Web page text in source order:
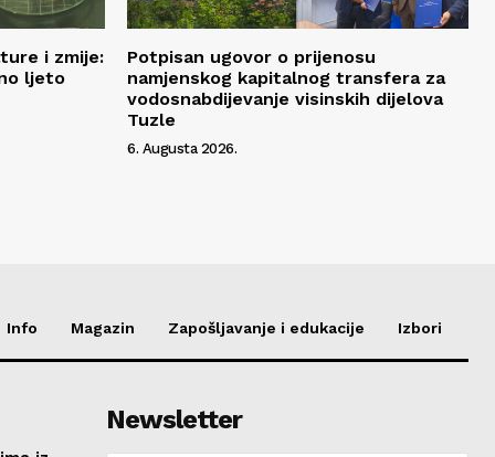
i zmije:
ljeto
Potpisan ugovor o prijenosu
namjenskog kapitalnog transfera za
vodosnabdijevanje visinskih dijelova
Tuzle
6. Augusta 2026.
Info Magazin Zapošljavanje i edukacije Izbori
Newsletter